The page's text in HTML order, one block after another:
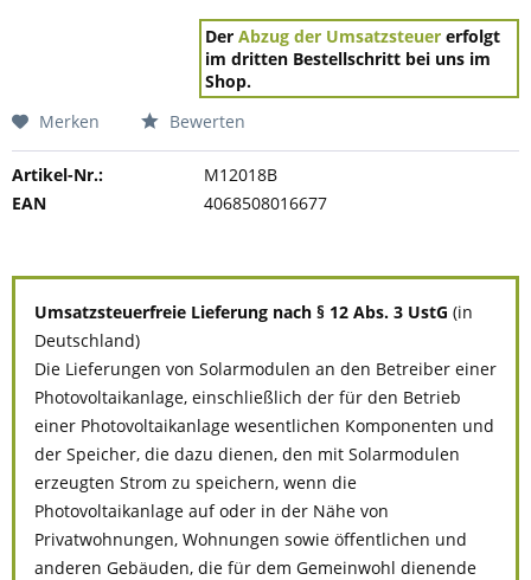
DerAbzug der Umsatzsteuer erfolgt
im dritten Bestellschritt bei uns im
Shop.
Merken
Bewerten
Artikel-Nr.:
M12018B
EAN
4068508016677
Umsatzsteuerfreie Lieferung nach § 12 Abs. 3 UstG (in
Deutschland)
Die Lieferungen von Solarmodulen an den Betreiber einer
Photovoltaikanlage, einschließlich der für den Betrieb
einer Photovoltaikanlage wesentlichen Komponenten und
der Speicher, die dazu dienen, den mit Solarmodulen
erzeugten Strom zu speichern, wenn die
Photovoltaikanlage auf oder in der Nähe von
Privatwohnungen, Wohnungen sowie öffentlichen und
anderen Gebäuden, die für dem Gemeinwohl dienende